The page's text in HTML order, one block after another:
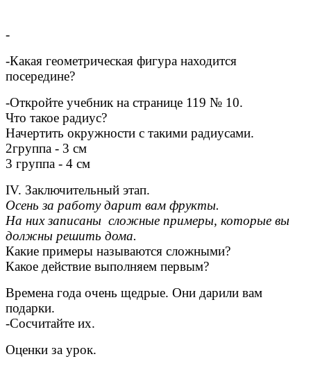
-
-Какая геометрическая фигура находится
посередине?
-Откройте учебник на странице 119 № 10.
Что такое радиус?
Начертить окружности с такими радиусами.
2группа - 3 см
3 группа - 4 см
IV. Заключительный этап.
Осень за работу дарит вам фрукты.
На них записаны сложные примеры, которые вы
должны решить дома.
Какие примеры называются сложными?
Какое действие выполняем первым?
Времена года очень щедрые. Они дарили вам
подарки.
-Сосчитайте их.
Оценки за урок.